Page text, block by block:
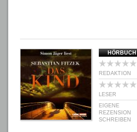
HÖRBUCH
REDAKTION
LESER
EIGENE
REZENSION
SCHREIBEN